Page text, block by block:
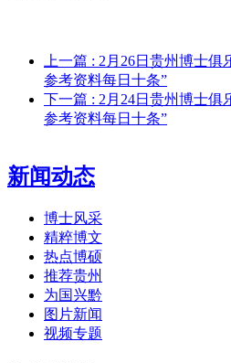
上一篇 : 2月26日贵州博士俱
参考资料每日十条”
下一篇 : 2月24日贵州博士俱
参考资料每日十条”
新闻动态
博士风采
精粹博文
热点博硕
推荐贵州
为国兴黔
图片新闻
视频专题